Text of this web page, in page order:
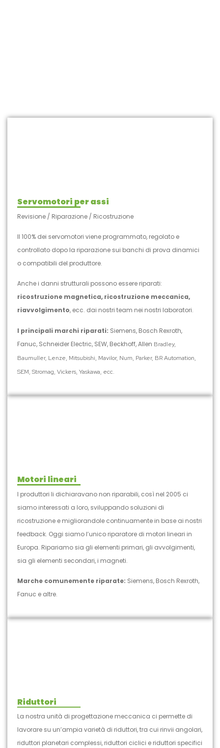
Servomotori per assi
Revisione / Riparazione / Ricostruzione
Il 100% dei servomotori viene programmato, regolato e
controllato dopo la riparazione sui banchi di prova dinamici
o compatibili del produttore.
Anche i danni strutturali possono essere riparati:
ricostruzione magnetica, ricostruzione meccanica,
riavvolgimento, ecc. dai nostri team nei nostri laboratori.
I principali marchi riparati: Siemens, Bosch Rexroth,
Fanuc, Schneider Electric, SEW, Beckhoff, Allen Bradley,
Baumuller, Lenze, Mitsubishi, Mavilor, Num, Parker, BR Automation,
SEM, Stromag, Vickers, Yaskawa, ecc.
Motori lineari
I produttori li dichiaravano non riparabili, così nel 2005 ci
siamo interessati a loro, sviluppando soluzioni di
ricostruzione e migliorandole continuamente in base ai nostri
feedback. Oggi siamo l’unico riparatore di motori lineari in
Europa. Ripariamo sia gli elementi primari, gli avvolgimenti,
sia gli elementi secondari, i magneti.
Marche comunemente riparate: Siemens, Bosch Rexroth,
Fanuc e altre.
Riduttori
La nostra unità di progettazione meccanica ci permette di
lavorare su un’ampia varietà di riduttori, tra cui rinvii angolari,
riduttori planetari complessi, riduttori ciclici e riduttori specifici